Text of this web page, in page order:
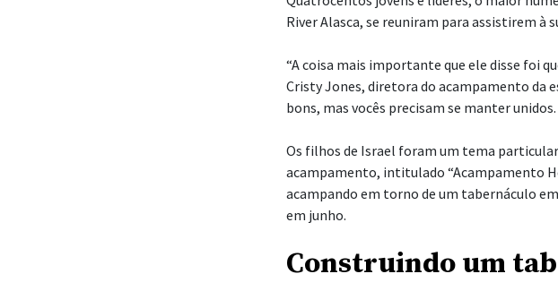
River Alasca, se reuniram para assistirem à
“A coisa mais importante que ele disse foi
Cristy Jones, diretora do acampamento da
bons, mas vocês precisam se manter
Os filhos de Israel foram um tema
acampamento, intitulado “Acampamento
acampando em torno de um tabernáculo
em junho.
Construindo um